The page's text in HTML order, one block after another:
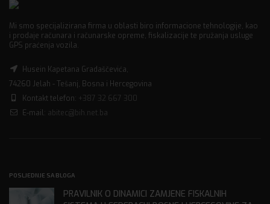
Mi smo specijalizirana firma u oblasti biro informacione tehnologije, kao
i prodaje računara i računarske opreme, fiskalizacije te pružanja usluge
GPS praćenja vozila.
Husein Kapetana Gradaščevića,
74260 Jelah - Tešanj, Bosna i Hercegovina
Kontakt telefon: +387 32 667 300
E-mail: abitec@bih.net.ba
POSLJEDNJE SA BLOGA
PRAVILNIK O DINAMICI ZAMJENE FISKALNIH